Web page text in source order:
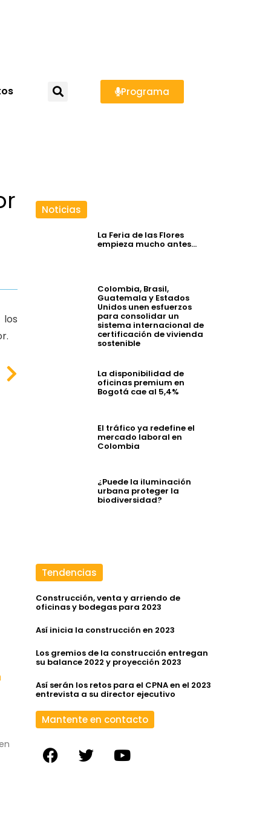
Programa
Noticias
La Feria de las Flores
empieza mucho antes…
Colombia, Brasil,
Guatemala y Estados
Unidos unen esfuerzos
para consolidar un
sistema internacional de
certificación de vivienda
sostenible
La disponibilidad de
oficinas premium en
Bogotá cae al 5,4%
El tráfico ya redefine el
mercado laboral en
Colombia
¿Puede la iluminación
urbana proteger la
biodiversidad?
Tendencias
Construcción, venta y arriendo de
oficinas y bodegas para 2023
Así inicia la construcción en 2023
Los gremios de la construcción entregan
su balance 2022 y proyección 2023
Así serán los retos para el CPNA en el 2023
entrevista a su director ejecutivo
Mantente en contacto